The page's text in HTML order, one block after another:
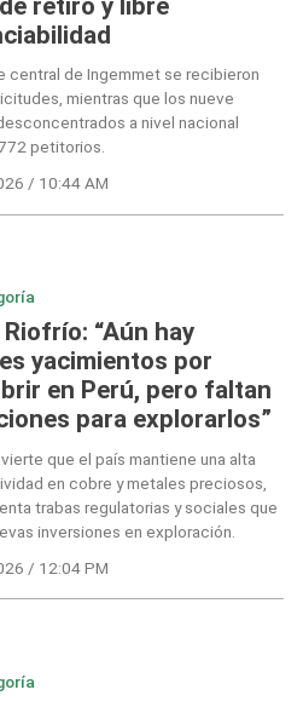
central de Ingemmet se recibieron
mientras que los nueve
a nivel nacional
petitorios.
/ 10:44 AM
“Aún hay
yacimientos por
en Perú, pero faltan
para explorarlos”
que el país mantiene una alta
en cobre y metales preciosos,
trabas regulatorias y sociales que
inversiones en exploración.
/ 12:04 PM